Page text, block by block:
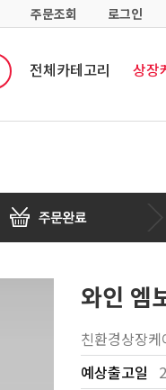
주문조회 로그인
전체카테고리 상장
와인 엠
친환경상장
예상출고일